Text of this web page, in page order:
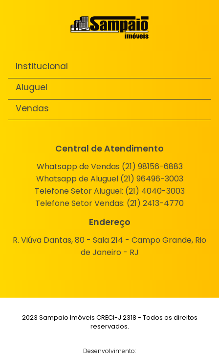
Institucional
Aluguel
Vendas
Central de Atendimento
Whatsapp de Vendas (21) 98156-6883
Whatsapp de Aluguel (21) 96496-3003
Telefone Setor Aluguel: (21) 4040-3003
Telefone Setor Vendas: (21) 2413-4770
Endereço
R. Viúva Dantas, 80 - Sala 214 - Campo Grande, Rio
de Janeiro - RJ
2023 Sampaio Imóveis CRECI-J 2318 - Todos os direitos
reservados.
Desenvolvimento: